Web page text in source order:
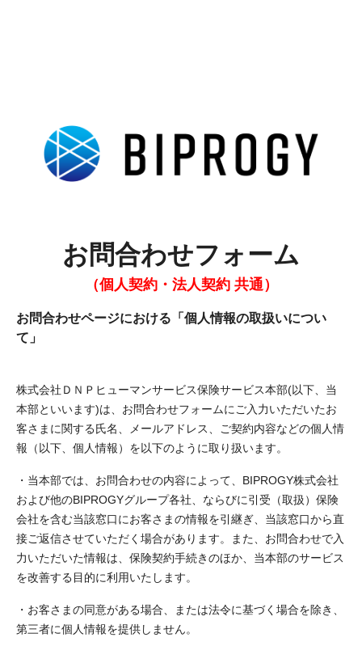
お問合わせフォーム
（個人契約・法人契約 共通）
お問合わせページにおける「個人情報の取扱いについ
て」
株式会社ＤＮＰヒューマンサービス保険サービス本部(以下、当
本部といいます)は、お問合わせフォームにご入力いただいたお
客さまに関する氏名、メールアドレス、ご契約内容などの個人情
報（以下、個人情報）を以下のように取り扱います。
・当本部では、お問合わせの内容によって、BIPROGY株式会社
および他のBIPROGYグループ各社、ならびに引受（取扱）保険
会社を含む当該窓口にお客さまの情報を引継ぎ、当該窓口から直
接ご返信させていただく場合があります。
また、お問合わせで入
力いただいた情報は、保険契約手続きのほか、当本部のサービス
を改善する目的に利用いたします。
・お客さまの同意がある場合、または法令に基づく場合を除き、
第三者に個人情報を提供しません。